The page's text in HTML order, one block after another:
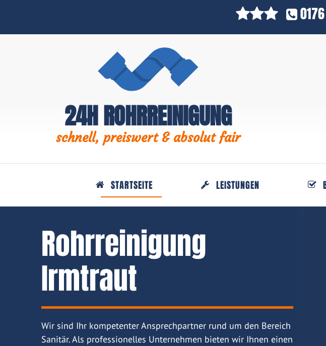
24H ROHRREINIGUNG
schnell, preiswert & absolut fair
STARTSEITE LEISTUNGEN
Rohrreinigung
Irmtraut
Wir sind Ihr kompetenter Ansprechpartner rund um den Bereich
Sanitär. Als professionelles Unternehmen bieten wir Ihnen einen